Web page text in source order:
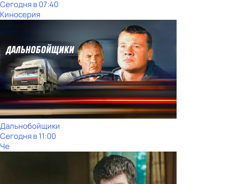
Сегодня в 07:40
Киносерия
Дальнобойщики
Сегодня в 11:00
Че